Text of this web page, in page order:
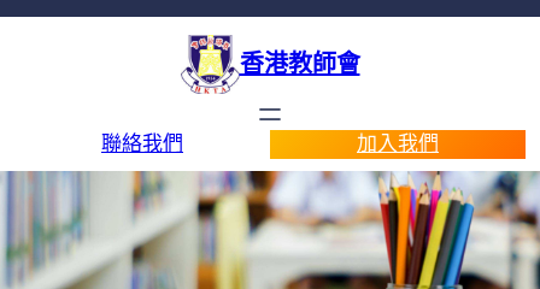
香港教師會
聯絡我們 加入我們